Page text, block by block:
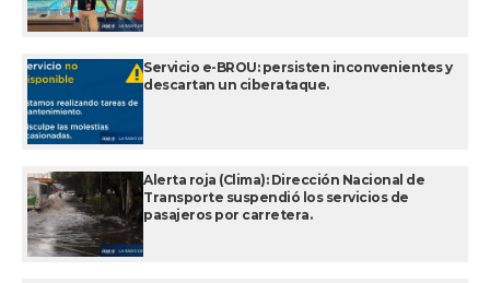
Servicio e-BROU: persisten inconvenientes y
descartan un ciberataque.
Alerta roja (Clima): Dirección Nacional de
Transporte suspendió los servicios de
pasajeros por carretera.